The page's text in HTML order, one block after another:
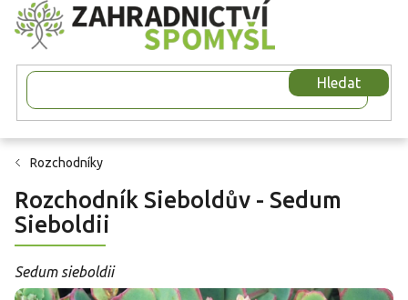
Přejít
na
obsah
Hledat
Rozchodníky
Rozchodník Sieboldův - Sedum
Sieboldii
Sedum sieboldii